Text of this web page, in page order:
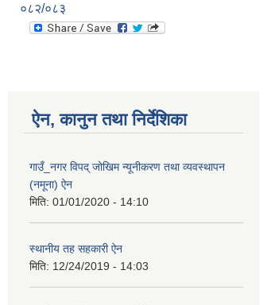
०८२/०८३
ऐन, कानुन तथा निर्देशिका
गाउँ_नगर विपद् जोखिम न्यूनीकरण तथा व्यवस्थापन
(नमूना) ऐन
मिति: 01/01/2020 - 14:10
स्थानीय तह सहकारी ऐन
मिति: 12/24/2019 - 14:03